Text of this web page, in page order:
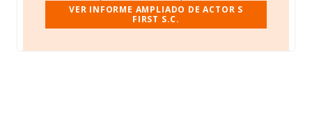
VER INFORME AMPLIADO DE ACTOR S
FIRST S.C.